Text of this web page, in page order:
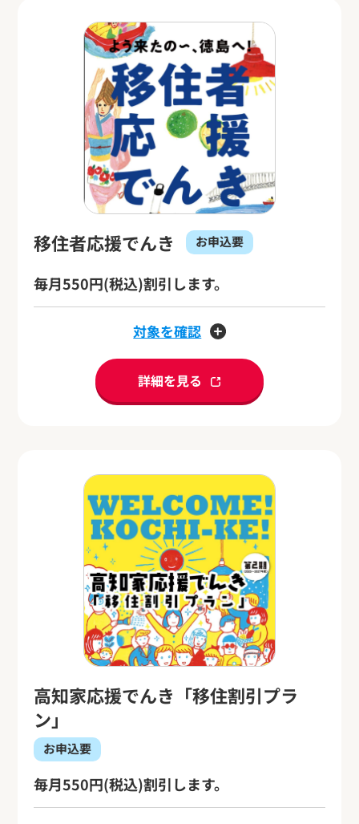
移住者応援でんき お申込要
毎月550円(税込)割引します。
対象を確認
詳細を見る
高知家応援でんき「移住割引プラ
ン」
お申込要
毎月550円(税込)割引します。